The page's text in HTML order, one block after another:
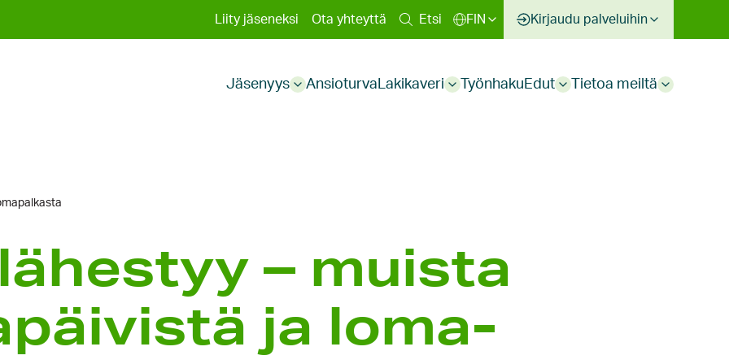
Toissijainen
Liity jäseneksi Ota yhteyttä Etsi FIN Kirjaudu palveluihin
Jäsenyys Sub
Ansioturva Lakikaveri SubTyönhaku Edut SubTietoa meiltä Sub
– muista
ja loma­